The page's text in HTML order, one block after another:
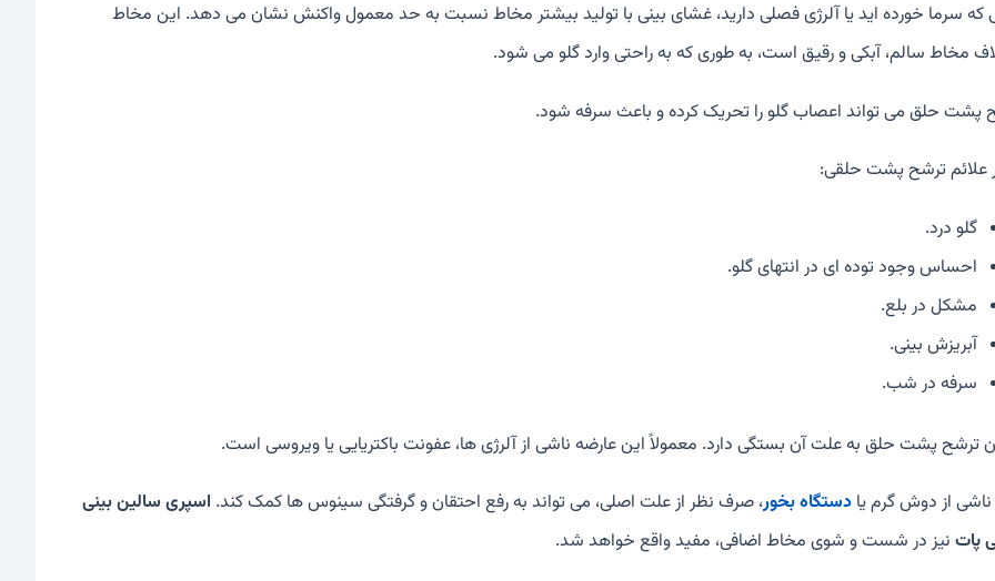
که سرما خورده اید یا آلرژی فصلی دارید، غشای بینی با تولید بیشتر مخاط نسبت به حد معمول واکنش نشان می دهد. این مخاط
مخاط سالم، آبکی و رقیق است، به طوری که به راحتی وارد گلو می شود.
پشت حلق می تواند اعصاب گلو را تحریک کرده و باعث سرفه شود.
علائم ترشح پشت حلقی:
گلو درد.
احساس وجود توده ای در انتهای گلو.
مشکل در بلع.
آبریزش بینی.
سرفه در شب.
ترشح پشت حلق به علت آن بستگی دارد. معمولاً این عارضه ناشی از آلرژی ها، عفونت باکتریایی یا ویروسی است.
ناشی از دوش گرم یا دستگاه بخور، صرف نظر از علت اصلی، می تواند به رفع احتقان و گرفتگی سینوس ها کمک کند. اسپری سالین بینی
پات نیز در شست و شوی مخاط اضافی، مفید واقع خواهد شد.